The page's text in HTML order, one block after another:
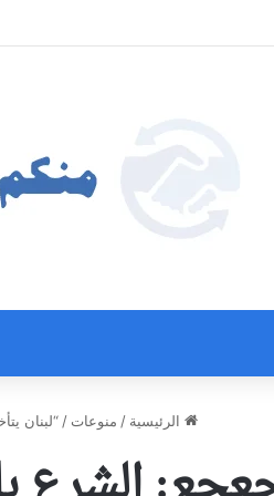
الرئيسية / منوعات / “لبنان